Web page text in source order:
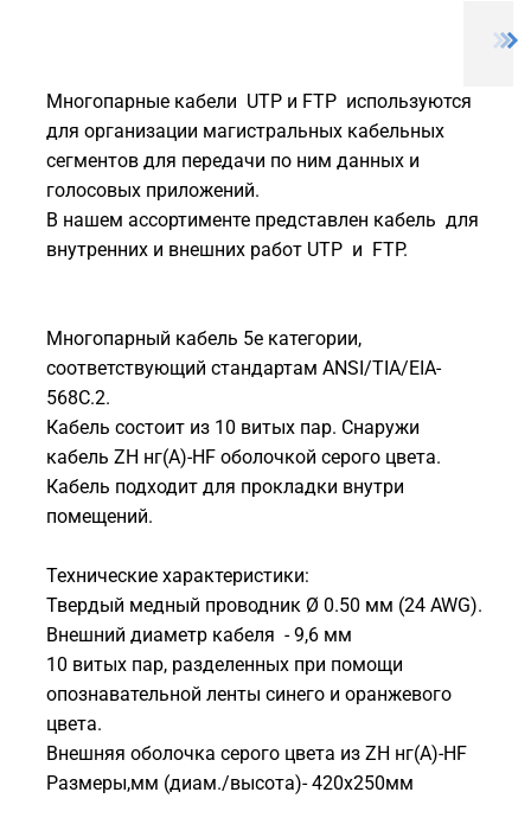
Многопарные кабели UTP и FTP используются
для организации магистральных кабельных
сегментов для передачи по ним данных и
голосовых приложений.
В нашем ассортименте представлен кабель для
внутренних и внешних работ UTP и FTP.
Многопарный кабель 5e категории,
соответствующий стандартам ANSI/TIA/EIA-
568С.2.
Кабель состоит из 10 витых пар. Снаружи
кабель ZH нг(A)-HF оболочкой серого цвета.
Кабель подходит для прокладки внутри
помещений.
Технические характеристики:
Твердый медный проводник Ø 0.50 мм (24 AWG).
Внешний диаметр кабеля - 9,6 мм
10 витых пар, разделенных при помощи
опознавательной ленты синего и оранжевого
цвета.
Внешняя оболочка серого цвета из ZH нг(A)-HF
Размеры,мм (диам./высота)- 420х250мм